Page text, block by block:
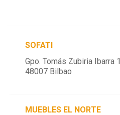
SOFATI
Gpo. Tomás Zubiria Ibarra 1
48007 Bilbao
MUEBLES EL NORTE